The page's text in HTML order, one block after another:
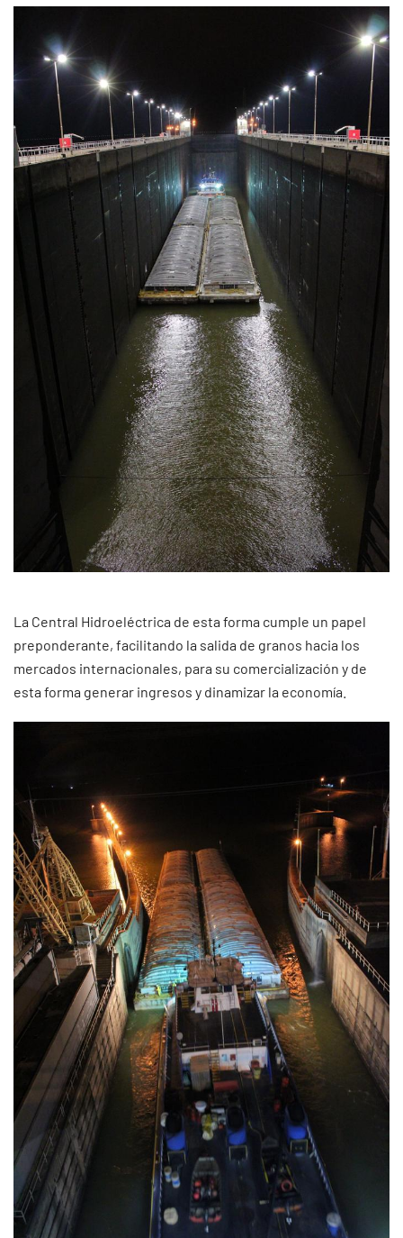
La Central Hidroeléctrica de esta forma cumple un papel
preponderante, facilitando la salida de granos hacia los
mercados internacionales, para su comercialización y de
esta forma generar ingresos y dinamizar la economía.